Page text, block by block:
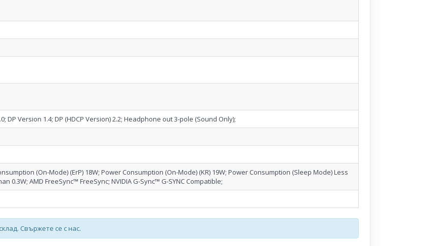
DP Version 1.4; DP (HDCP Version) 2.2; Headphone out 3-pole (Sound Only);
(On-Mode) (ErP) 18W; Power Consumption (On-Mode) (KR) 19W; Power Consumption (Sleep Mode) Less
0.3W; AMD FreeSync™ FreeSync; NVIDIA G-Sync™ G-SYNC Compatible;
Свържете се с нас.